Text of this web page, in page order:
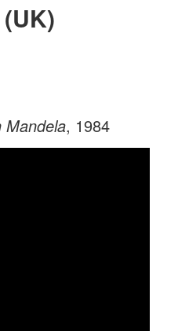
Mandela, 1984